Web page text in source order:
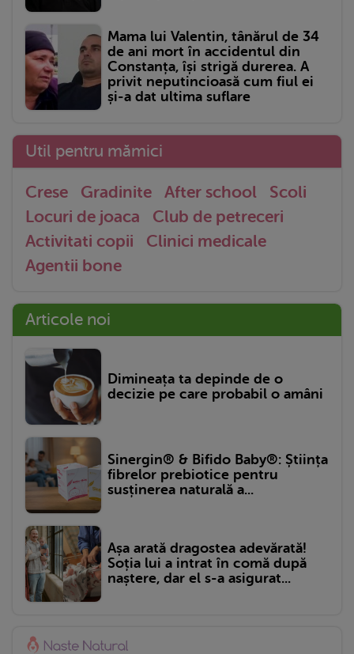
Mama lui Valentin, tânărul de 34
de ani mort în accidentul din
Constanța, își strigă durerea. A
privit neputincioasă cum fiul ei
și-a dat ultima suflare
Util pentru mămici
Crese Gradinite After school
Scoli
Locuri de joaca
Club de petreceri
Activitati copii
Clinici medicale
Agentii bone
Articole noi
Dimineața ta depinde de o
decizie pe care probabil o amâni
Sinergin® & Bifido Baby®: Știința
fibrelor prebiotice pentru
susținerea naturală a...
Așa arată dragostea adevărată!
Soția lui a intrat în comă după
naștere, dar el s-a asigurat...